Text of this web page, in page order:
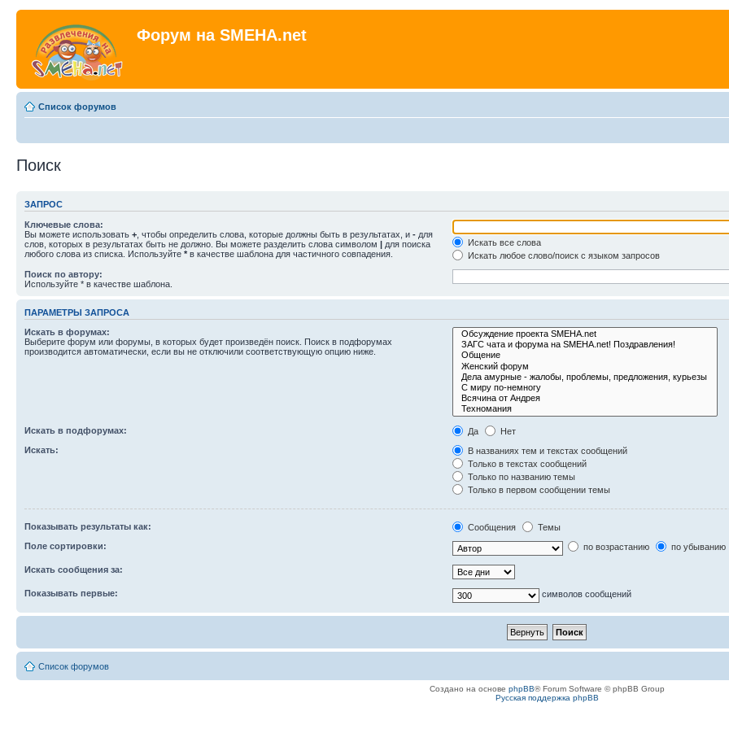
Форум на SMEHA.net
Список форумов
Поиск
ЗАПРОС
Ключевые слова:
Вы можете использовать + , чтобы определить слова, которые должны быть в результатах, и - для
слов, которых в результатах быть не должно. Вы можете разделить слова символом | для поиска
любого слова из списка. Используйте * в качестве шаблона для частичного совпадения.
Искать все слова
Искать любое слово/поиск с языком запросов
Поиск по автору:
Используйте * в качестве шаблона.
ПАРАМЕТРЫ ЗАПРОСА
Искать в форумах:
Выберите форум или форумы, в которых будет произведён поиск. Поиск в подфорумах
производится автоматически, если вы не отключили соответствующую опцию ниже.
Искать в подфорумах: Да
Нет
Искать:
В названиях тем и текстах сообщений
Только в текстах сообщений
Только по названию темы
Только в первом сообщении темы
Показывать результаты как: Сообщения
Темы
Поле сортировки:
по возрастанию по убыванию
Искать сообщения за:
Показывать первые: символов сообщений
Список форумов
Создано на основе phpBB® Forum Software © phpBB Group
Русская поддержка phpBB